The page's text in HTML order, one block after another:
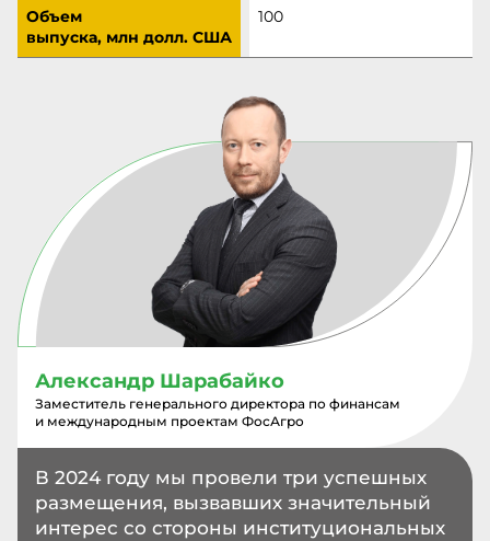
Объем
выпуска, млн долл. США
100
Александр Шарабайко
Заместитель генерального директора по финансам
и международным проектам ФосАгро
В 2024 году мы провели три успешных
размещения, вызвавших значительный
интерес со стороны институциональных